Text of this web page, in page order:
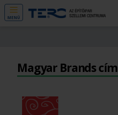
MENÜ
Magyar Brands cím